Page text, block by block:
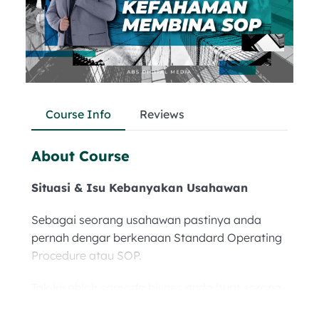
Course Info Reviews
About Course
Situasi & Isu Kebanyakan Usahawan
Sebagai seorang usahawan pastinya anda
pernah dengar berkenaan Standard Operating
Procedure atau SOP.